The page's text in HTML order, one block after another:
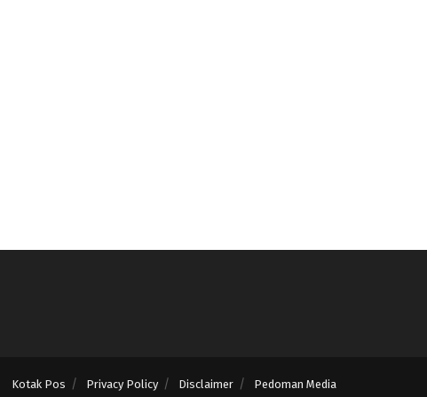
Kotak Pos Privacy Policy Disclaimer Pedoman Media